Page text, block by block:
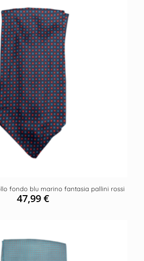
fondo blu marino fantasia pallini rossi
47,99€